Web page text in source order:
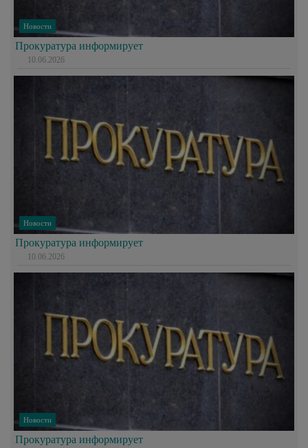
Новости
Прокуратура информирует
10.06.2026
Новости
Прокуратура информирует
10.06.2026
Новости
Прокуратура информирует